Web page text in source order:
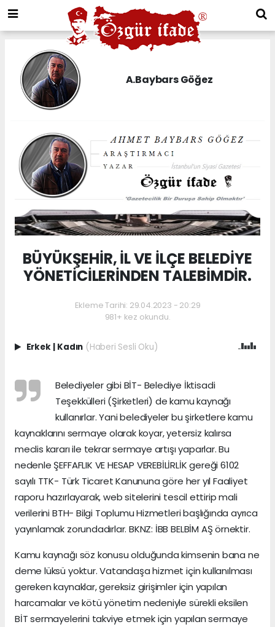
A.Baybars Göğez
BÜYÜKŞEHİR, İL VE İLÇE BELEDİYE
YÖNETİCİLERİNDEN TALEBİMDİR.
Ekleme Tarihi: 29.04.2023 - 20:29
981+ kez okundu.
Erkek | Kadın (Haberi Sesli Oku)
Belediyeler gibi BİT- Belediye İktisadi
Teşekkülleri (Şirketleri) de kamu kaynağı
kullanırlar. Yani belediyeler bu şirketlere kamu
kaynaklarını sermaye olarak koyar, yetersiz kalırsa
meclis kararı ile tekrar sermaye artışı yaparlar. Bu
nedenle ŞEFFAFLIK VE HESAP VEREBİLİRLİK gereği 6102
sayılı TTK- Türk Ticaret Kanununa göre her yıl Faaliyet
raporu hazırlayarak, web sitelerini tescil ettirip mali
verilerini BTH- Bilgi Toplumu Hizmetleri başlığında ayrıca
yayınlamak zorundadırlar. BKNZ: İBB BELBİM AŞ örnektir.
Kamu kaynağı söz konusu olduğunda kimsenin bana ne
deme lüksü yoktur. Vatandaşa hizmet için kullanılması
gereken kaynaklar, gereksiz girişimler için yapılan
harcamalar ve kötü yönetim nedeniyle sürekli eksilen
BİT sermayelerini takviye etmek için yapılan sermaye